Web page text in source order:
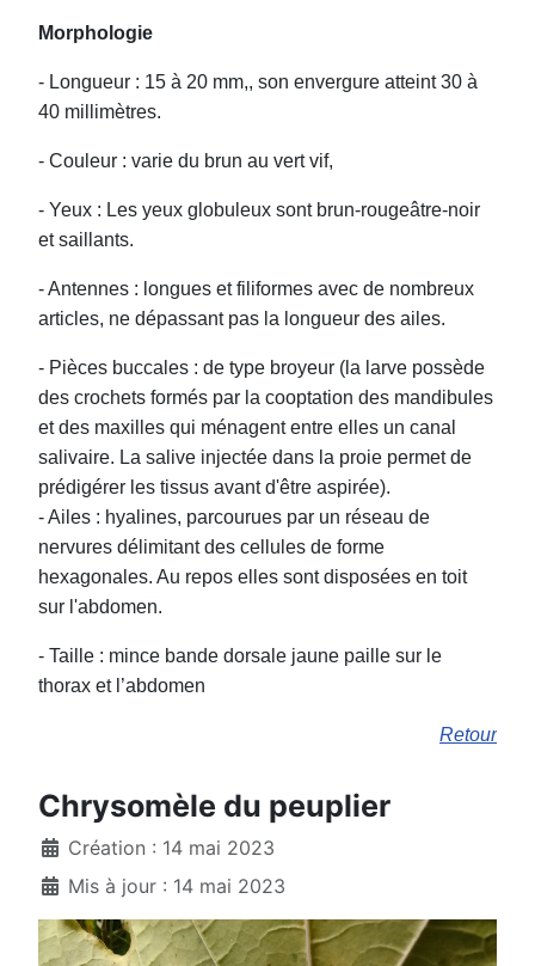
Morphologie
- Longueur : 15 à 20 mm,, son envergure atteint 30 à
40 millimètres.
- Couleur : varie du brun au vert vif,
- Yeux : Les yeux globuleux sont brun-rougeâtre-noir
et saillants.
- Antennes : longues et filiformes avec de nombreux
articles, ne dépassant pas la longueur des ailes.
- Pièces buccales : de type broyeur (la larve possède
des crochets formés par la cooptation des mandibules
et des maxilles qui ménagent entre elles un canal
salivaire. La salive injectée dans la proie permet de
prédigérer les tissus avant d'être aspirée).
- Ailes : hyalines, parcourues par un réseau de
nervures délimitant des cellules de forme
hexagonales. Au repos elles sont disposées en toit
sur l'abdomen.
- Taille : mince bande dorsale jaune paille sur le
thorax et l’abdomen
Retour
Chrysomèle du peuplier
Création : 14 mai 2023
Mis à jour : 14 mai 2023